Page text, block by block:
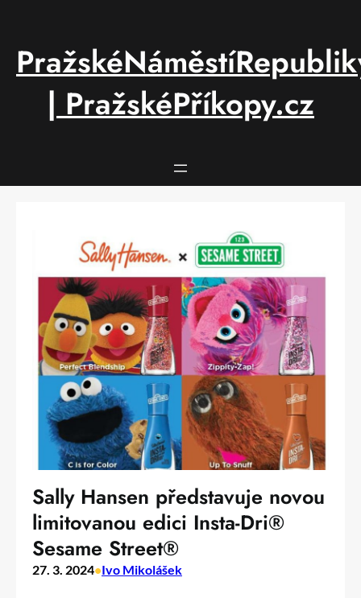
| PražskéPříkopy.cz
Sally Hansen představuje novou
limitovanou edici Insta-Dri®
Sesame Street®
27. 3. 2024•Ivo Mikolášek